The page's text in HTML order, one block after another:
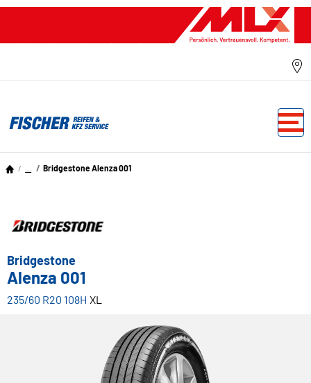
Bridgestone Alenza 001
Bridgestone
Alenza 001
235/60 R20 108H XL